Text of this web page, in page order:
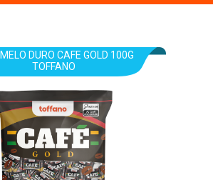
DURO CAFE GOLD 100G
TOFFANO